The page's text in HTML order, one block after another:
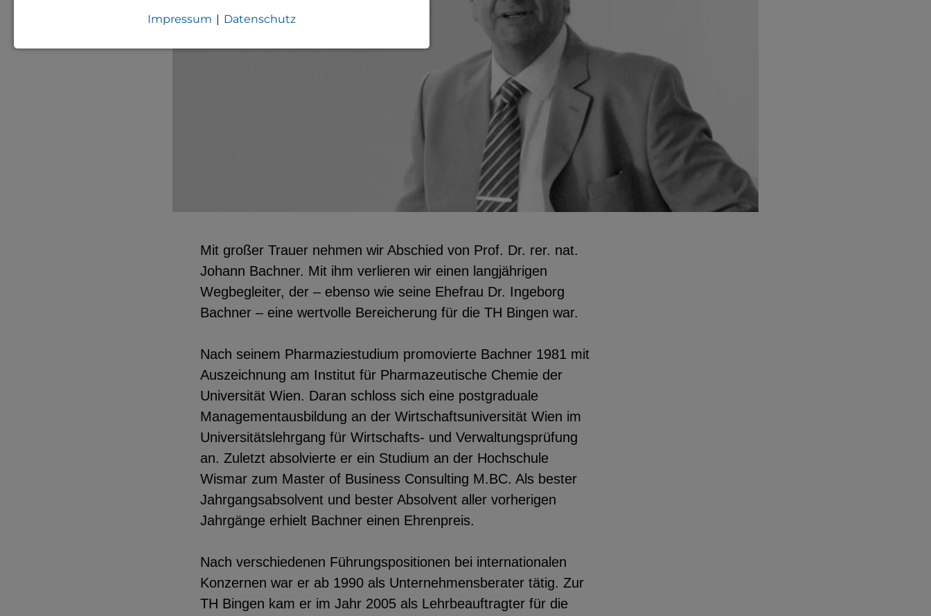
Mit großer Trauer nehmen wir Abschied von Prof. Dr. rer. nat.
Johann Bachner. Mit ihm verlieren wir einen langjährigen
Wegbegleiter, der – ebenso wie seine Ehefrau Dr. Ingeborg
Bachner – eine wertvolle Bereicherung für die TH Bingen war.
Nach seinem Pharmaziestudium promovierte Bachner 1981 mit
Auszeichnung am Institut für Pharmazeutische Chemie der
Universität Wien. Daran schloss sich eine postgraduale
Managementausbildung an der Wirtschaftsuniversität Wien im
Universitätslehrgang für Wirtschafts- und Verwaltungsprüfung
an. Zuletzt absolvierte er ein Studium an der Hochschule
Wismar zum Master of Business Consulting M.BC. Als bester
Jahrgangsabsolvent und bester Absolvent aller vorherigen
Jahrgänge erhielt Bachner einen Ehrenpreis.
Nach verschiedenen Führungspositionen bei internationalen
Konzernen war er ab 1990 als Unternehmensberater tätig. Zur
TH Bingen kam er im Jahr 2005 als Lehrbeauftragter für die
externer Videos, Standortdaten oder
Impressum | Datenschutz